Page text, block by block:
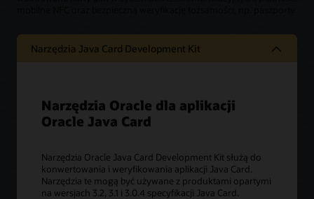
Narzędzia Java Card Development Kit
Narzędzia Oracle dla aplikacji
Oracle Java Card
Narzędzia Oracle Java Card Development Kit służą do
konwertowania i weryfikowania aplikacji Java Card.
Narzędzia te mogą być używane z produktami opartymi
na wersjach 3.2, 3.1 i 3.0.4 specyfikacji Java Card.